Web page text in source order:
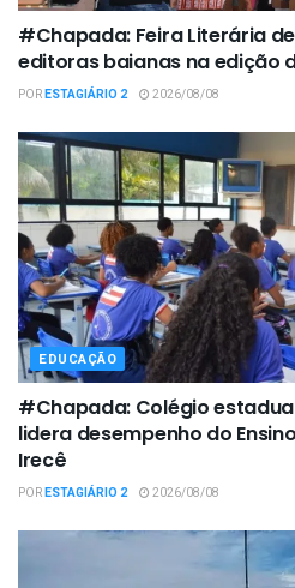
#Chapada: Feira Literária
editoras baianas na edição
PORESTAGIÁRIO 2 2026/08/08
EDUCAÇÃO
#Chapada: Colégio
lidera desempenho do
Irecê
PORESTAGIÁRIO 2 2026/08/08